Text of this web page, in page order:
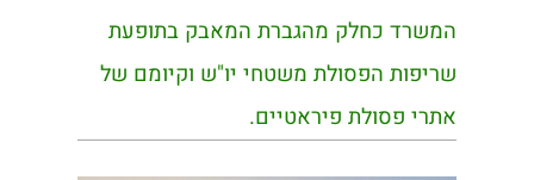
המשרד כחלק מהגברת המאבק בתופעת
שריפות הפסולת משטחי יו"ש וקיומם של
אתרי פסולת פיראטיים.